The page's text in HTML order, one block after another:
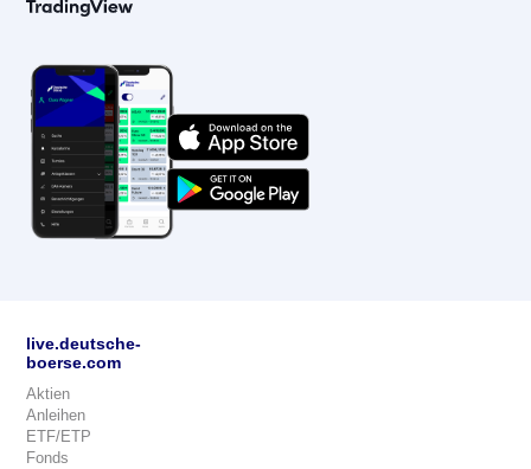
live.deutsche-
boerse.com
Aktien
Anleihen
ETF/ETP
Fonds